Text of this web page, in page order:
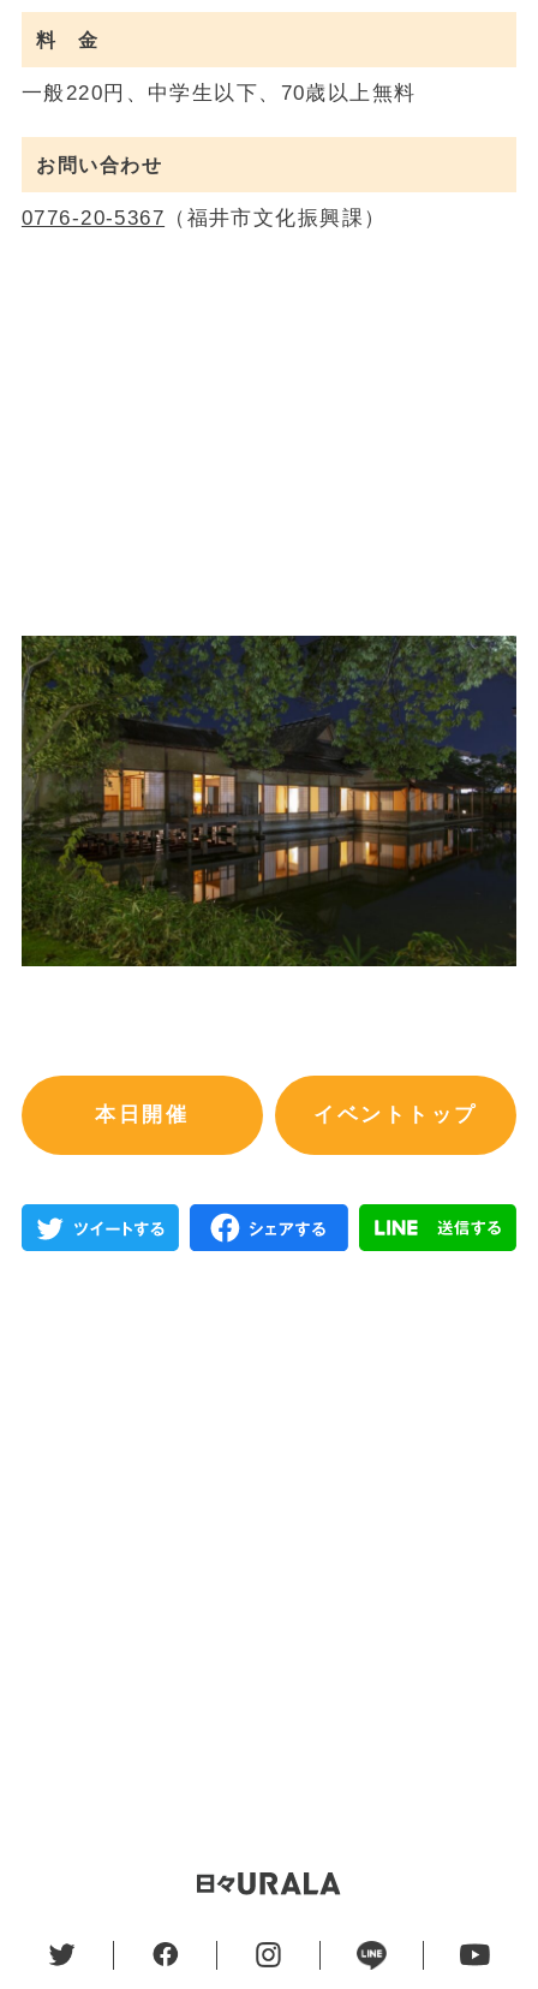
料 金
一般220円、中学生以下、70歳以上無料
お問い合わせ
0776-20-5367 （福井市文化振興課）
本日開催 イベントトップ